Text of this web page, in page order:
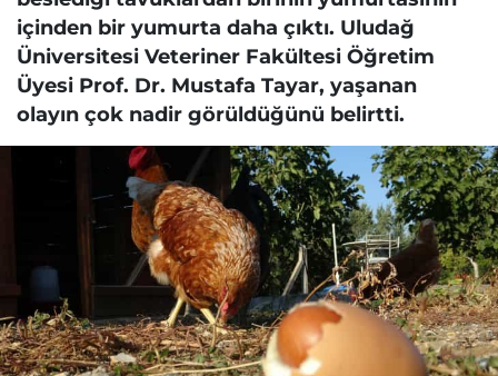
içinden bir yumurta daha çıktı. Uludağ
Üniversitesi Veteriner Fakültesi Öğretim
Üyesi Prof. Dr. Mustafa Tayar, yaşanan
olayın çok nadir görüldüğünü belirtti.